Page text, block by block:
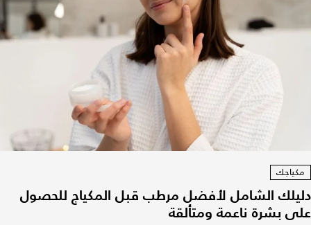
مكياجك
دليلك الشامل لأفضل مرطب قبل المكياج للحصول
على بشرة ناعمة ومتألقة